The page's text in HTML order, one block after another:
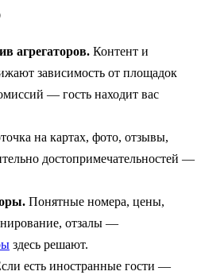
агрегаторов. Контент и
зависимость от площадок
— гость находит вас
на картах, фото, отзывы,
достопримечательностей —
Понятные номера, цены,
отзалы —
здесь решают.
есть иностранные гости —